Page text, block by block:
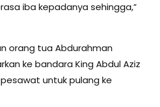
iba kepadanya sehingga,”
orang tua Abdurahman
ke bandara King Abdul Aziz
untuk pulang ke